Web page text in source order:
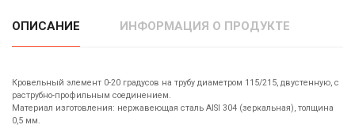
ОПИСАНИЕ ИНФОРМАЦИЯ О ПРОДУКТЕ
Кровельный элемент 0-20 градусов на трубу диаметром 115/215, двустенную, с
раструбно-профильным соединением.
Материал изготовления: нержавеющая сталь AISI 304 (зеркальная), толщина
0,5 мм.